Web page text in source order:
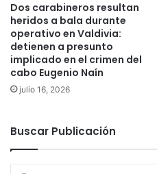
t
l
d
e
T
u
Dos carabineros resultan
heridos a bala durante
operativo en Valdivia:
detienen a presunto
implicado en el crimen del
cabo Eugenio Naín
julio 16, 2026
Buscar Publicación